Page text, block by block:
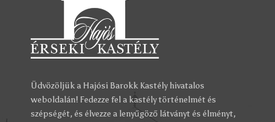
Üdvözöljük a Hajósi Barokk Kastély hivatalos
weboldalán! Fedezze fel a kastély történelmét és
szépségét, és élvezze a lenyűgöző látványt és élményt,